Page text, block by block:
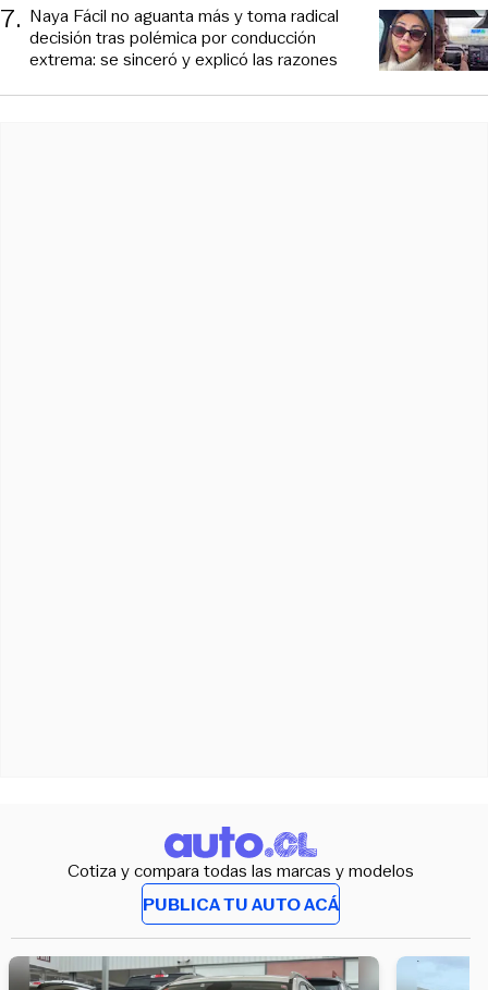
7. Naya Fácil no aguanta más y toma radical
decisión tras polémica por conducción
extrema: se sinceró y explicó las razones
Cotiza y compara todas las marcas y modelos
PUBLICA TU AUTO ACÁ